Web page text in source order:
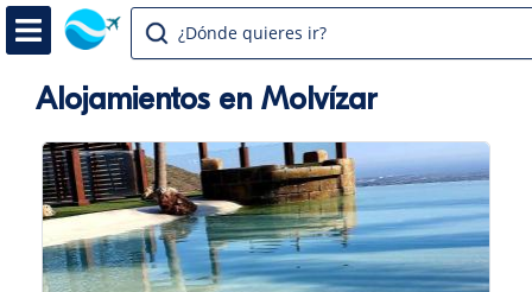
¿Dónde quieres ir?
Alojamientos en Molvízar